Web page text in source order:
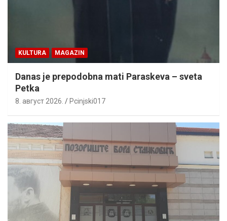
KULTURA MAGAZIN
Danas je prepodobna mati Paraskeva – sveta
Petka
8. август 2026. Pcinjski017